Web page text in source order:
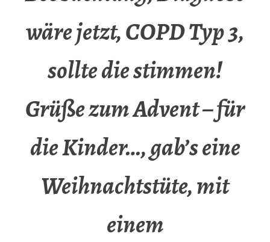
wäre jetzt, COPD Typ 3,
sollte die stimmen!
Grüße zum Advent – für
die Kinder…, gab’s eine
Weihnachtstüte, mit
einem